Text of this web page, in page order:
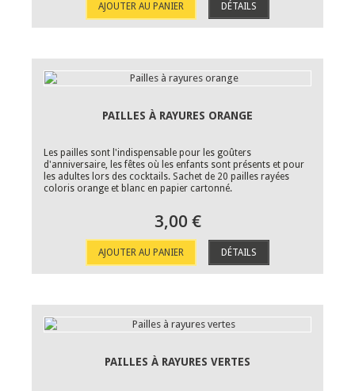
AJOUTER AU PANIER DÉTAILS
PAILLES À RAYURES ORANGE
Les pailles sont l'indispensable pour les goûters
d'anniversaire, les fêtes où les enfants sont présents et pour
les adultes lors des cocktails. Sachet de 20 pailles rayées
coloris orange et blanc en papier cartonné.
3,00 €
AJOUTER AU PANIER DÉTAILS
PAILLES À RAYURES VERTES